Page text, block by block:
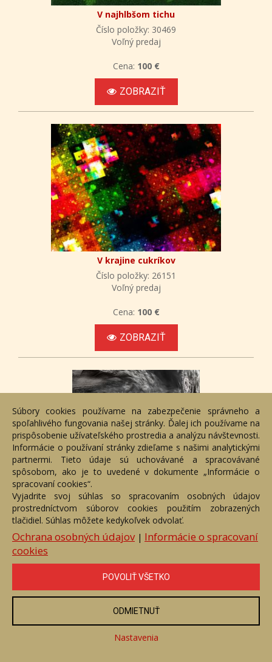
V najhlbšom tichu
Číslo položky: 30469
Voľný predaj
Cena: 100 €
ZOBRAZIŤ
V krajine cukríkov
Číslo položky: 26151
Voľný predaj
Cena: 100 €
ZOBRAZIŤ
Uvidíme sa tam
Číslo položky: 109738
Voľný predaj
ZOBRAZIŤ
Súbory cookies používame na zabezpečenie správneho a
spoľahlivého fungovania našej stránky. Ďalej ich používame na
prispôsobenie užívateľského prostredia a analýzu návštevnosti.
Informácie o používaní stránky zdieľame s našimi analytickými
partnermi. Tieto údaje sú uchovávané a spracovávané
spôsobom, ako je to uvedené v dokumente „Informácie o
spracovaní cookies“.
Vyjadrite svoj súhlas so spracovaním osobných údajov
prostredníctvom súborov cookies použitím zobrazených
tlačidiel. Súhlas môžete kedykoľvek odvolať.
Ochrana osobných údajov| Informácie o spracovaní
cookies
POVOLIŤ VŠETKO
ODMIETNUŤ
Nastavenia